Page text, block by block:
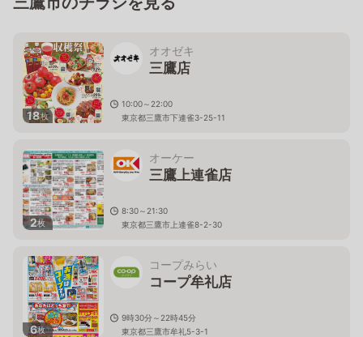
18枚
オオゼキ
三鷹店
10:00～22:00
東京都三鷹市下連雀3-25-11
2枚
オーケー
三鷹上連雀店
8:30～21:30
東京都三鷹市上連雀8-2-30
6枚
コープみらい
コープ牟礼店
9時30分～22時45分
東京都三鷹市牟礼5-3-1